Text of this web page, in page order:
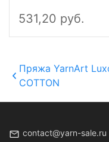
531,20 руб.
Пряжа YarnArt
COTTON
contact@yarn-sale.ru